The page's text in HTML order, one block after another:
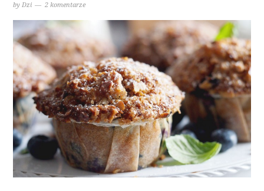
byDzi 2 komentarze